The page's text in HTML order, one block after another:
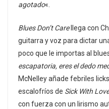
agotado«.
Blues Don’t Carellega con
guitarra y voz para dictar
poco que le importas al
escapatoria, eres el dedo
McNelley añade febriles
escalofríos de Sick With Love
con fuerza con un lirismo